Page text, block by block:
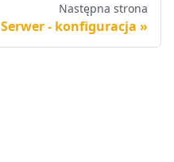
Następna strona
Serwer - konfiguracja